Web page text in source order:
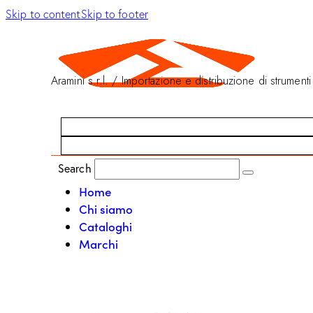
Skip to contentSkip to footer
Aramini s.r.l. / Importazione e distribuzione di strumenti
Search
Home
Chi siamo
Cataloghi
Marchi